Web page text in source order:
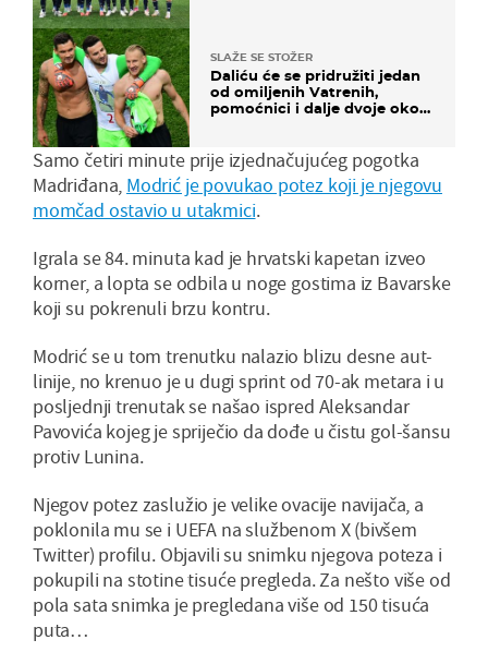
SLAŽE SE STOŽER
Daliću će se pridružiti jedan
od omiljenih Vatrenih,
pomoćnici i dalje dvoje oko
Samo četiri minute prije izjednačujućeg pogotka
Madriđana, Modrić je povukao potez koji je njegovu
momčad ostavio u utakmici.
Igrala se 84. minuta kad je hrvatski kapetan izveo
korner, a lopta se odbila u noge gostima iz Bavarske
koji su pokrenuli brzu kontru.
Modrić se u tom trenutku nalazio blizu desne aut-
linije, no krenuo je u dugi sprint od 70-ak metara i u
posljednji trenutak se našao ispred Aleksandar
Pavovića kojeg je spriječio da dođe u čistu gol-šansu
protiv Lunina.
Njegov potez zaslužio je velike ovacije navijača, a
poklonila mu se i UEFA na službenom X (bivšem
Twitter) profilu. Objavili su snimku njegova poteza i
pokupili na stotine tisuće pregleda. Za nešto više od
pola sata snimka je pregledana više od 150 tisuća
puta…